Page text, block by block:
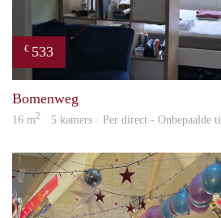
€ 533
Bomenweg
16 m2 · 5 kamers · Per direct - Onbepaalde